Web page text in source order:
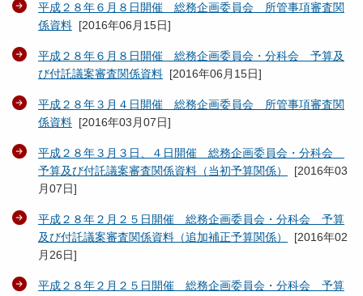
平成２８年６月８日開催 総務企画委員会 所管事項審査関
係資料 [2016年06月15日]
平成２８年６月８日開催 総務企画委員会・分科会 予算及
び付託議案審査関係資料 [2016年06月15日]
平成２８年３月４日開催 総務企画委員会 所管事項審査関
係資料 [2016年03月07日]
平成２８年３月３日、４日開催 総務企画委員会・分科会
予算及び付託議案審査関係資料（当初予算関係）
[2016年03
月07日]
平成２８年２月２５日開催 総務企画委員会・分科会 予算
及び付託議案審査関係資料（追加補正予算関係）
[2016年02
月26日]
平成２８年２月２５日開催 総務企画委員会・分科会 予算